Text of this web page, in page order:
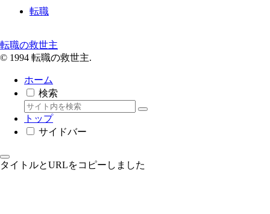
転職
転職の救世主
© 1994 転職の救世主.
ホーム
検索
トップ
サイドバー
タイトルとURLをコピーしました